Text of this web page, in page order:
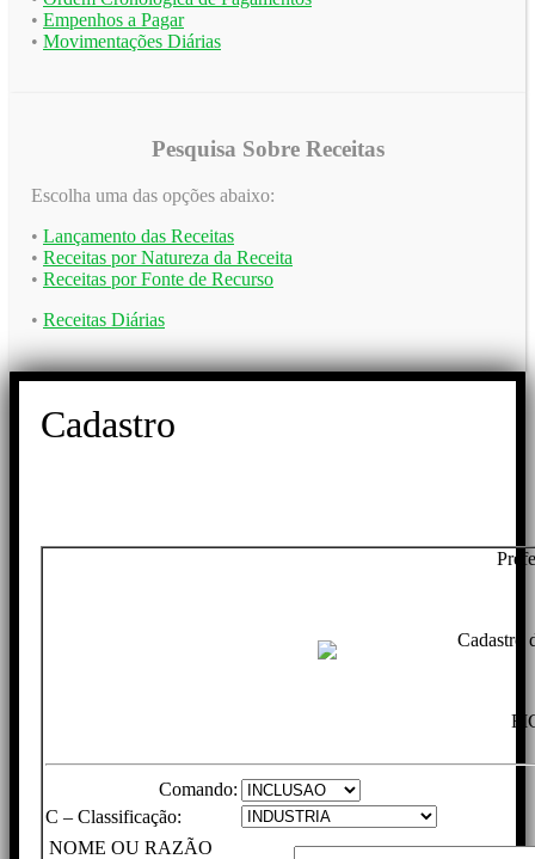
• Empenhos a Pagar
• Movimentações Diárias
Pesquisa Sobre Receitas
Escolha uma das opções abaixo:
• Lançamento das Receitas
• Receitas por Natureza da Receita
• Receitas por Fonte de Recurso
• Receitas Diárias
Cadastro
Cadastro
Comando:
C – Classificação:
NOME OU RAZÃO